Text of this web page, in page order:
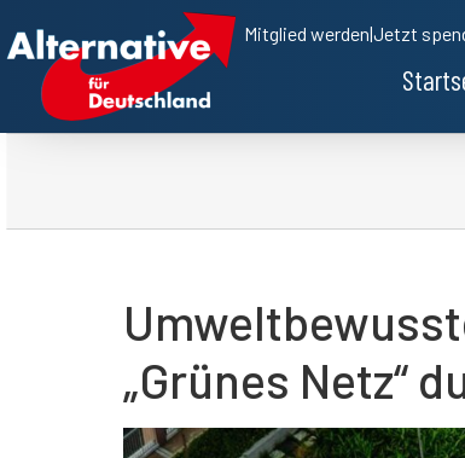
Mitglied werden|Jetzt
„Grünes Netz“